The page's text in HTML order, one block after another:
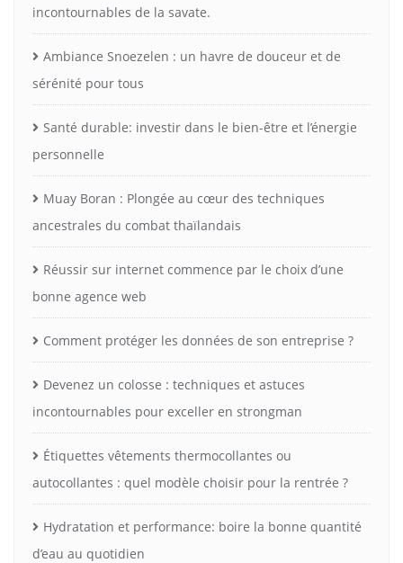
incontournables de la savate.
Ambiance Snoezelen : un havre de douceur et de
sérénité pour tous
Santé durable: investir dans le bien-être et l’énergie
personnelle
Muay Boran : Plongée au cœur des techniques
ancestrales du combat thaïlandais
Réussir sur internet commence par le choix d’une
bonne agence web
Comment protéger les données de son entreprise ?
Devenez un colosse : techniques et astuces
incontournables pour exceller en strongman
Étiquettes vêtements thermocollantes ou
autocollantes : quel modèle choisir pour la rentrée ?
Hydratation et performance: boire la bonne quantité
d’eau au quotidien